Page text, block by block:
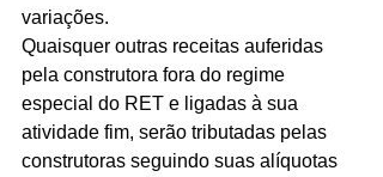
Quaisquer outras receitas auferidas
pela construtora fora do regime
especial do RET e ligadas à sua
atividade fim, serão tributadas pelas
construtoras seguindo suas alíquotas